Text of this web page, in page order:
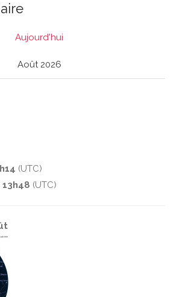
Aujourd'hui
Août 2026
(UTC)
13h48 (UTC)